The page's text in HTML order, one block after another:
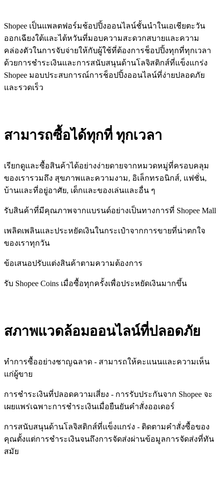
Shopee เป็นแพลตฟอร์มช้อปปิ้งออนไลน์ชั้นนำในเอเชียตะวัน
ออกเฉียงใต้และไต้หวันที่มอบความสะดวกสบายและความ
คล่องตัวในการจับจ่ายให้กับผู้ใช้ที่ต้องการช็อปปิ้งทุกที่ทุกเวลา
ด้วยการชำระเงินและการสนับสนุนด้านโลจิสติกส์ที่แข็งแกร่ง
Shopee มอบประสบการณ์การช็อปปิ้งออนไลน์ที่ง่ายปลอดภัย
และรวดเร็ว
สามารถซื้อได้ทุกที่ ทุกเวลา
เรียกดูและซื้อสินค้าได้อย่างง่ายดายจากหมวดหมู่ที่ครอบคลุม
ของเรารวมถึง สุขภาพและความงาม, อิเล็กทรอนิกส์, แฟชั่น,
บ้านและที่อยู่อาศัย, เด็กและของเล่นและอื่น ๆ
รับสินค้าที่มีคุณภาพจากแบรนด์อย่างเป็นทางการที่ Shopee Mall
เพลิดเพลินและประหยัดเงินในกระเป๋าจากการขายที่น่าตกใจ
ของเราทุกวัน
ข้อเสนอปรับแต่งสินค้าตามความต้องการ
รับ Shopee Coins เมื่อซื้อทุกครั้งเพื่อประหยัดเงินมากขึ้น
สภาพแวดล้อมออนไลน์ที่ปลอดภัย
ทำการซื้ออย่างชาญฉลาด - สามารถให้คะแนนและความเห็น
แก่ผู้ขาย
การชำระเงินที่ปลอดความเสี่ยง - การรับประกันจาก Shopee จะ
เผยแพร่เฉพาะการชำระเงินเมื่อยืนยันคำสั่งออเดอร์
การสนับสนุนด้านโลจิสติกส์ที่แข็งแกร่ง - ติดตามคำสั่งซื้อของ
คุณตั้งแต่การชำระเงินจนถึงการจัดส่งผ่านข้อมูลการจัดส่งที่ทัน
สมัย